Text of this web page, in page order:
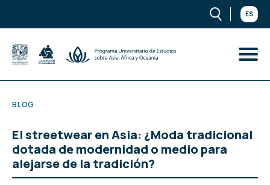
ES
BLOG
El streetwear en Asia: ¿Moda tradicional
dotada de modernidad o medio para
alejarse de la tradición?